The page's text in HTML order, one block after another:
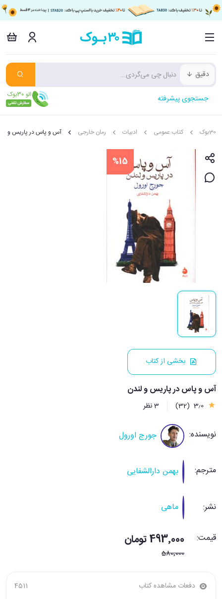
دقیق
جستجوی پیشرفته
30بوک کتاب عمومی ادبیات رمان خارجی آس و پاس در پاریس و
%15
بخشی از کتاب
آس و پاس در پاریس و لندن
3٫0 (32) 3 نظر
نویسنده: جورج اورول
مترجم: بهمن دارالشفایی
نشر: ماهی
قیمت: 493٬000 تومان
580٬000
دفعات مشاهده کتاب 4511